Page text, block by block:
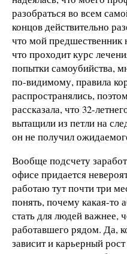
разобраться во всем
концов действительно
что мой предшественник
что проходит курс
попытки самоубийства,
по-видимому, правила
распространялись,
рассказала, что 32-
вытащили из петли на
он не получил
Вообще подсчету
офисе придается
работаю тут почти три
понять, почему какая-то
стать для людей важнее,
работавшего рядом. Да,
зависит и карьерный